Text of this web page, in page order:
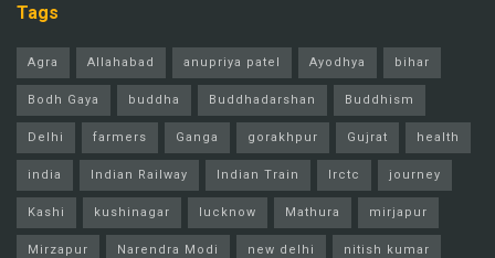
Tags
Agra Allahabad anupriya patel Ayodhya bihar
Bodh Gaya buddha Buddhadarshan Buddhism
Delhi farmers Ganga gorakhpur Gujrat health
india Indian Railway Indian Train Irctc journey
Kashi kushinagar lucknow Mathura mirjapur
Mirzapur Narendra Modi new delhi nitish kumar